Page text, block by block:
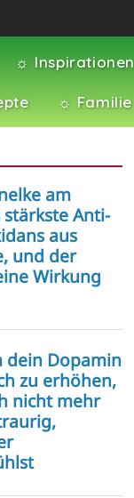
☼ Inspirationen
☼ Familie